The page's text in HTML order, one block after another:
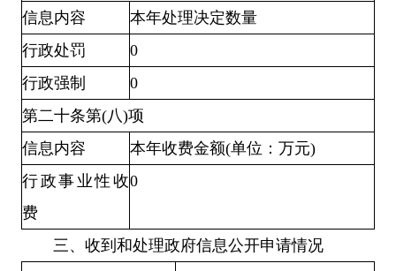
信息内容
本年处理决定数量
行政处罚
0
行政强制
0
第二十条第(八)项
信息内容
本年收费金额(单位：万元)
行政事业性收
费
0
三、收到和处理政府信息公开申请情况